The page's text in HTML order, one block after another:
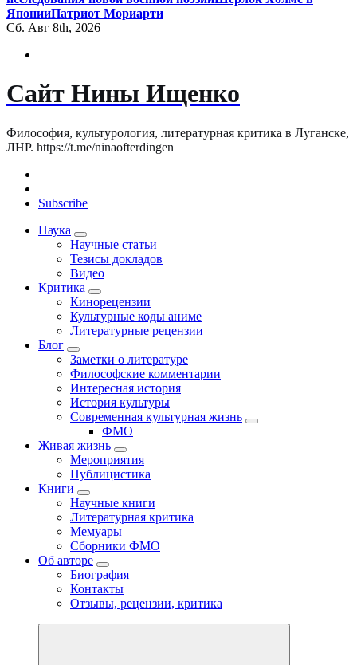
ЯпонииПатриот Мориарти
Сб. Авг 8th, 2026
Сайт Нины Ищенко
Философия, культурология, литературная критика в Луганске,
ЛНР. https://t.me/ninaofterdingen
Subscribe
Наука
Научные статьи
Тезисы докладов
Видео
Критика
Кинорецензии
Культурные коды аниме
Литературные рецензии
Блог
Заметки о литературе
Философские комментарии
Интересная история
История культуры
Современная культурная жизнь
ФМО
Живая жизнь
Мероприятия
Публицистика
Книги
Научные книги
Литературная критика
Мемуары
Сборники ФМО
Об авторе
Биография
Контакты
Отзывы, рецензии, критика